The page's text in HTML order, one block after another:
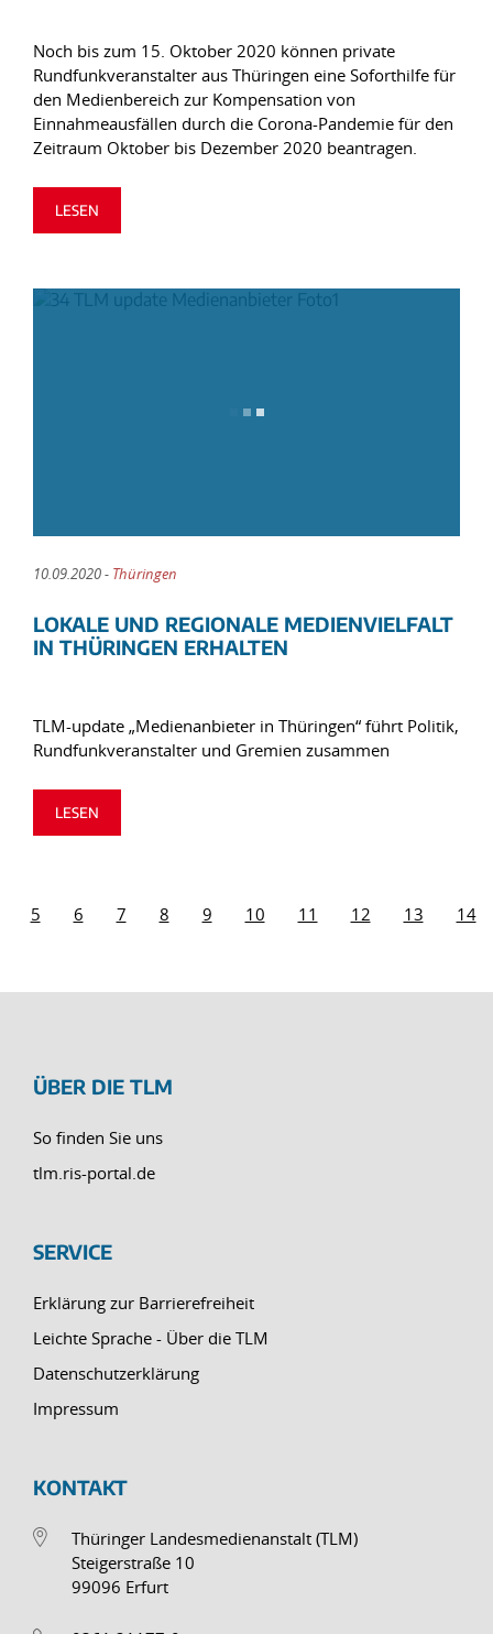
Noch bis zum 15. Oktober 2020 können private
Rundfunkveranstalter aus Thüringen eine Soforthilfe für
den Medienbereich zur Kompensation von
Einnahmeausfällen durch die Corona-Pandemie für den
Zeitraum Oktober bis Dezember 2020 beantragen.
LESEN
10.09.2020 - Thüringen
LOKALE UND REGIONALE MEDIENVIELFALT
IN THÜRINGEN ERHALTEN
TLM-update „Medienanbieter in Thüringen“ führt Politik,
Rundfunkveranstalter und Gremien zusammen
LESEN
5 6 7 8 9 10 11 12 13 14
ÜBER DIE TLM
So finden Sie uns
tlm.ris-portal.de
SERVICE
Erklärung zur Barrierefreiheit
Leichte Sprache - Über die TLM
Datenschutzerklärung
Impressum
KONTAKT
Thüringer Landesmedienanstalt (TLM)
Steigerstraße 10
99096 Erfurt